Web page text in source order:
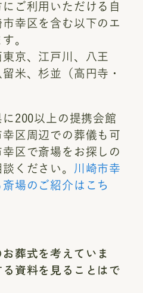
ご利用いただける自
幸区を含む以下のエ
。
京、江戸川、八王
米、杉並（高円寺・
200以上の提携会館
区周辺での葬儀も可
区で斎場をお探しの
ください。
川崎市幸
場のご紹介はこち
葬式を考えていま
資料を見ることはで